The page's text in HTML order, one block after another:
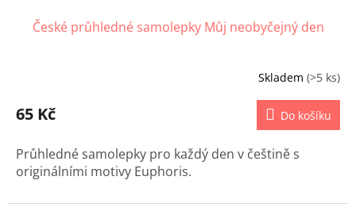
České průhledné samolepky Můj neobyčejný den
Skladem (>5 ks)
65 Kč Do košíku
Průhledné samolepky pro každý den v češtině s
originálními motivy Euphoris.